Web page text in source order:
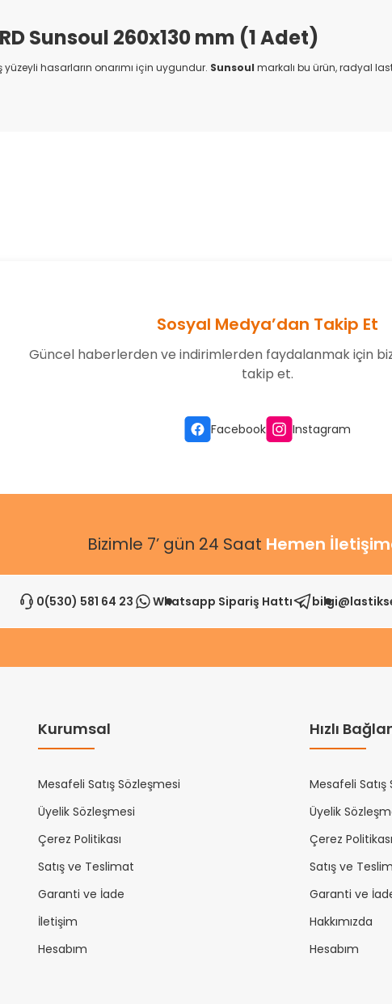
Sunsoul 260x130 mm (1 Adet)
yüzeyli hasarların onarımı için uygundur. Sunsoul markalı bu ürün, radyal
Gönder
Sosyal Medya’dan Takip Et
Güncel haberlerden ve indirimlerden faydalanmak için
takip et.
Facebook Instagram
Bizimle 7’ gün 24 Saat Hemen
0(530) 581 64 23 Whatsapp Sipariş Hattı
Kurumsal
Mesafeli Satış Sözleşmesi
Üyelik Sözleşmesi
Çerez Politikası
Satış ve Teslimat
Garanti ve İade
İletişim
Hesabım
Hızlı
Mesafeli Satış
Üyelik
Çerez Politikası
Satış ve
Garanti ve
Hakkımızda
Hesabım